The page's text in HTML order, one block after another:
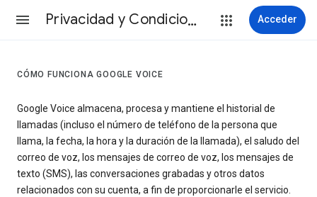
Privacidad y Condiciones Acceder
CÓMO FUNCIONA GOOGLE VOICE
Google Voice almacena, procesa y mantiene el historial de
llamadas (incluso el número de teléfono de la persona que
llama, la fecha, la hora y la duración de la llamada), el saludo del
correo de voz, los mensajes de correo de voz, los mensajes de
texto (SMS), las conversaciones grabadas y otros datos
relacionados con su cuenta, a fin de proporcionarle el servicio.